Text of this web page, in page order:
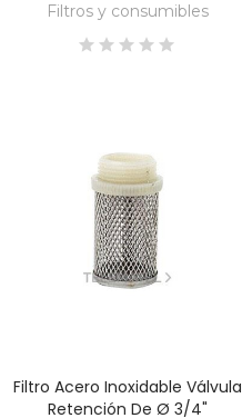
Filtros y consumibles
DESCUBRE
Filtro Acero Inoxidable Válvula
Retención De Ø 3/4"